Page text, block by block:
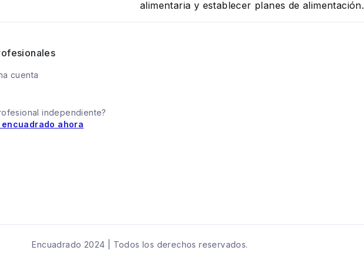
alimentaria y establecer planes de alimentación.
cuenta
independiente?
encuadrado ahora
Encuadrado 2024 | Todos los derechos reservados.